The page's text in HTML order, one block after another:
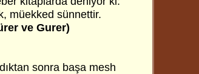
müekked sünnettir.
ve Gurer)
sonra başa mesh